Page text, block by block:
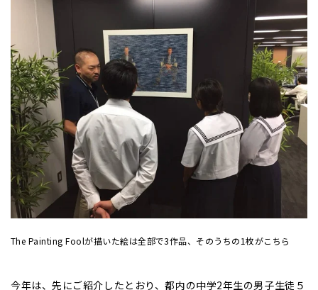
The Painting Foolが描いた絵は全部で3作品、そのうちの1枚がこちら
今年は、先にご紹介したとおり、都内の中学2年生の男子生徒５